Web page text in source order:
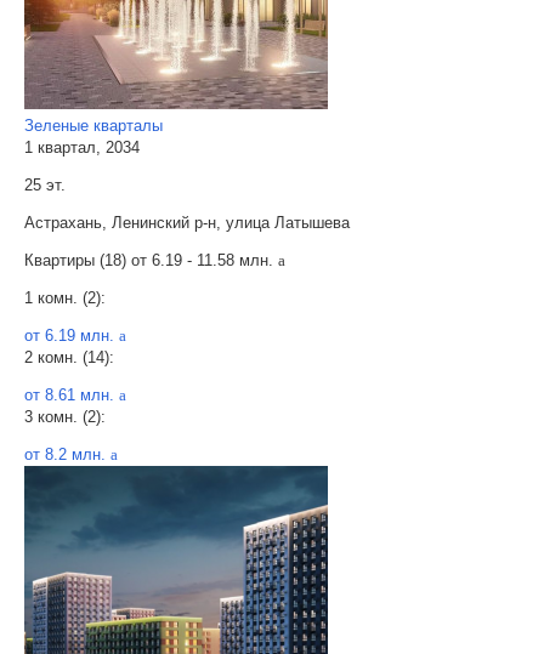
Зеленые кварталы
1 квартал, 2034
25 эт.
Астрахань, Ленинский р-н, улица Латышева
Квартиры (18) от 6.19 - 11.58 млн. a
1 комн. (2):
от 6.19 млн. a
2 комн. (14):
от 8.61 млн. a
3 комн. (2):
от 8.2 млн. a